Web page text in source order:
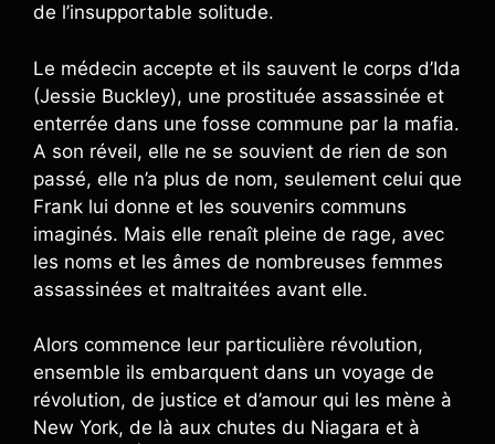
de l’insupportable solitude.
Le médecin accepte et ils sauvent le corps d’Ida
(Jessie Buckley), une prostituée assassinée et
enterrée dans une fosse commune par la mafia.
A son réveil, elle ne se souvient de rien de son
passé, elle n’a plus de nom, seulement celui que
Frank lui donne et les souvenirs communs
imaginés. Mais elle renaît pleine de rage, avec
les noms et les âmes de nombreuses femmes
assassinées et maltraitées avant elle.
Alors commence leur particulière révolution,
ensemble ils embarquent dans un voyage de
révolution, de justice et d’amour qui les mène à
New York, de là aux chutes du Niagara et à